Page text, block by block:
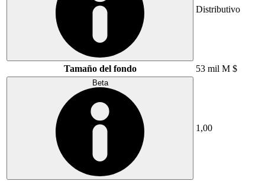
Distributivo
Tamaño del fondo 53 mil M $
Beta
1,00